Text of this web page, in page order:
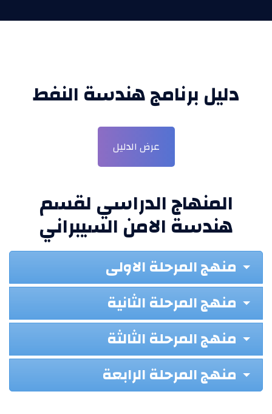
دليل برنامج هندسة النفط
عرض الدليل
المنهاج الدراسي لقسم
هندسة الامن السيبراني
منهج المرحلة الاولى
منهج المرحلة الثانية
منهج المرحلة الثالثة
منهج المرحلة الرابعة